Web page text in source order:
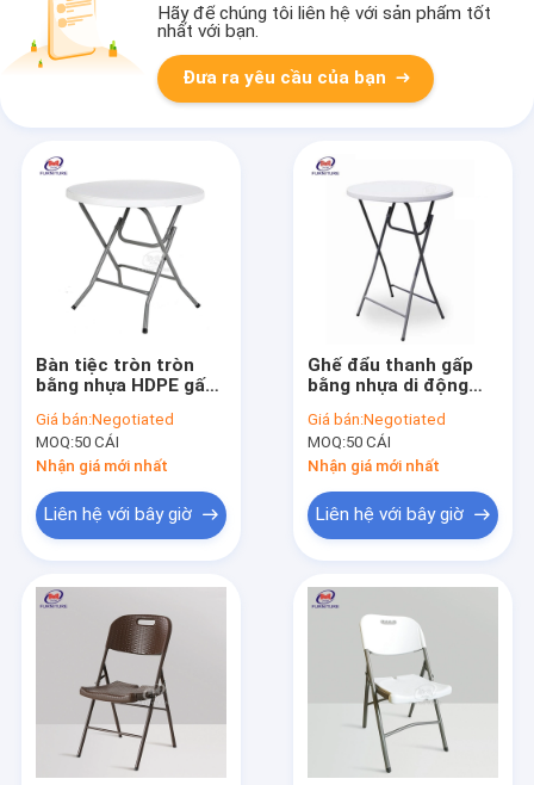
Hãy để chúng tôi liên hệ với sản phẩm tốt
nhất với bạn.
Đưa ra yêu cầu của bạn
Bàn tiệc tròn tròn
bằng nhựa HDPE gấp
Giá bán:Negotiated
MOQ:50 CÁI
Nhận giá mới nhất
Liên hệ với bây giờ
Ghế đẩu thanh gấp
bằng nhựa di động
lại cho bữa tiệc Tải
trọng tối đa 100kg
Giá bán:Negotiated
MOQ:50 CÁI
Nhận giá mới nhất
Liên hệ với bây giờ